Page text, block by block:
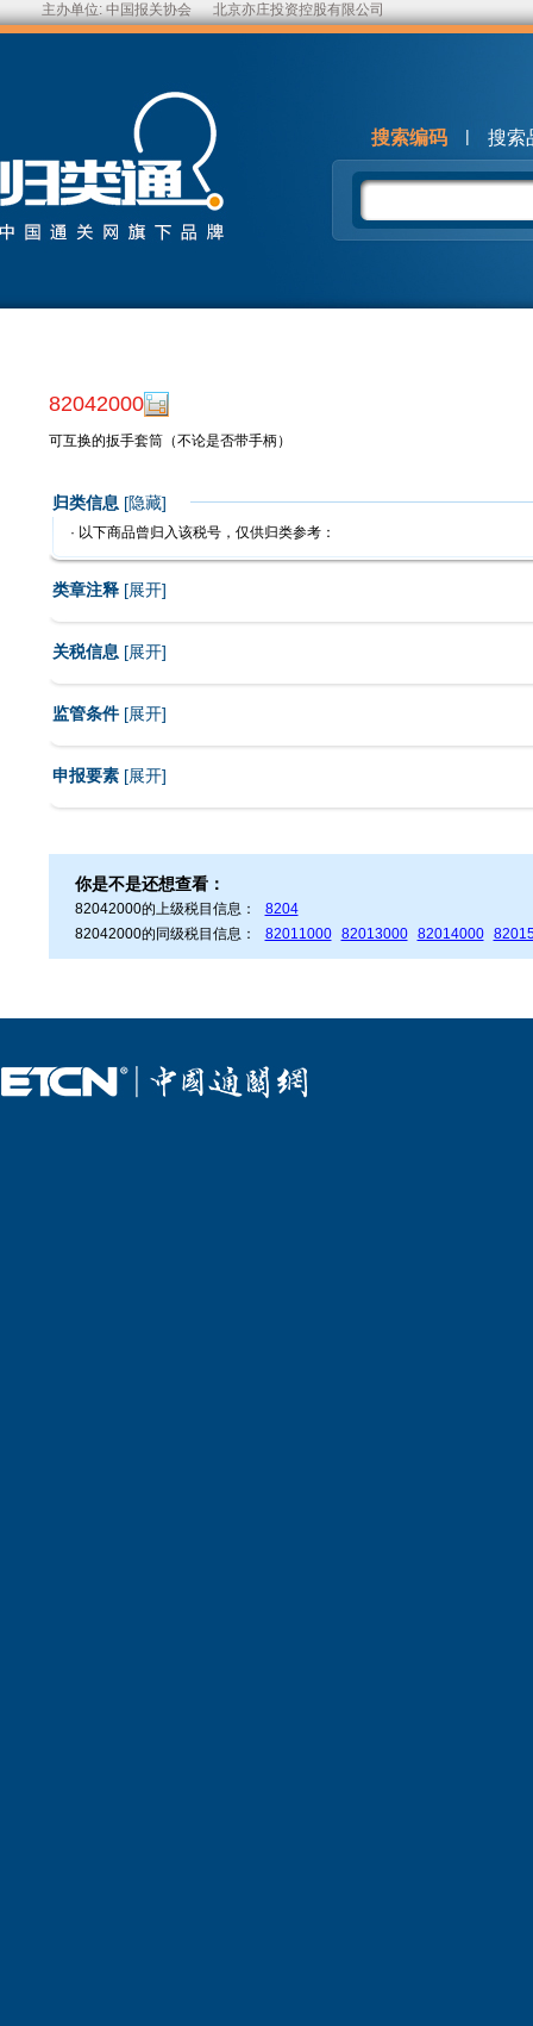
主办单位: 中国报关协会 北京亦庄投资控股有限公司
搜索编码 | 搜索
82042000
可互换的扳手套筒（不论是否带手柄）
归类信息 [隐藏]
· 以下商品曾归入该税号，仅供归类参考：
类章注释[展开]
关税信息 [展开]
监管条件[展开]
申报要素[展开]
你是不是还想查看：
82042000的上级税目信息：
8204
82042000的同级税目信息：
82011000 82013000 82014000